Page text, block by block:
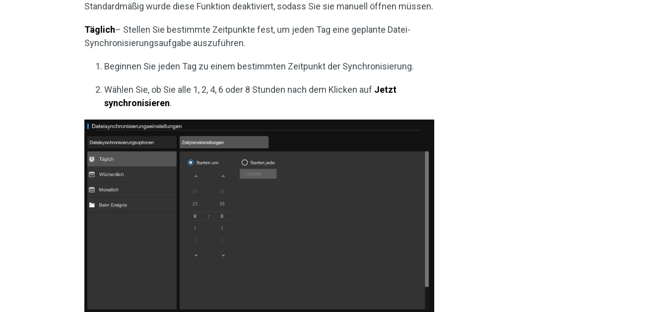
Standardmäßig wurde diese Funktion deaktiviert, sodass Sie sie manuell öffnen müssen.
Täglich– Stellen Sie bestimmte Zeitpunkte fest, um jeden Tag eine geplante Datei-
Synchronisierungsaufgabe auszuführen.
Beginnen Sie jeden Tag zu einem bestimmten Zeitpunkt der Synchronisierung.
Wählen Sie, ob Sie alle 1, 2, 4, 6 oder 8 Stunden nach dem Klicken auf Jetzt
synchronisieren.